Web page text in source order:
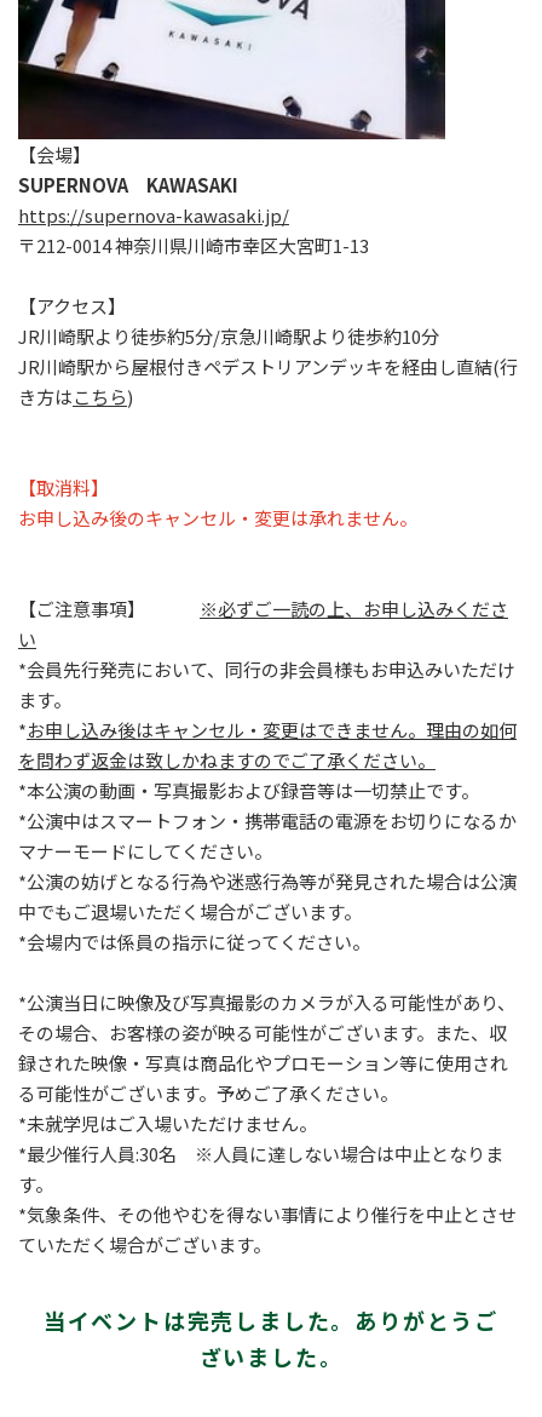
【会場】
SUPERNOVA KAWASAKI
https://supernova-kawasaki.jp/
〒212-0014 神奈川県川崎市幸区大宮町1-13
【アクセス】
JR川崎駅より徒歩約5分/京急川崎駅より徒歩約10分
JR川崎駅から屋根付きペデストリアンデッキを経由し直結(行
き方はこちら)
【取消料】
お申し込み後のキャンセル・変更は承れません。
【ご注意事項】 ※必ずご一読の上、お申し込みくださ
い
*会員先行発売において、同行の非会員様もお申込みいただけ
ます。
*お申し込み後はキャンセル・変更はできません。理由の如何
を問わず返金は致しかねますのでご了承ください。
*本公演の動画・写真撮影および録音等は一切禁止です。
*公演中はスマートフォン・携帯電話の電源をお切りになるか
マナーモードにしてください。
*公演の妨げとなる行為や迷惑行為等が発見された場合は公演
中でもご退場いただく場合がございます。
*会場内では係員の指示に従ってください。
*公演当日に映像及び写真撮影のカメラが入る可能性があり、
その場合、お客様の姿が映る可能性がございます。また、収
録された映像・写真は商品化やプロモーション等に使用され
る可能性がございます。予めご了承ください。
*未就学児はご入場いただけません。
*最少催行人員:30名 ※人員に達しない場合は中止となりま
す。
*気象条件、その他やむを得ない事情により催行を中止とさせ
ていただく場合がございます。
当イベントは完売しました。ありがとうご
ざいました。